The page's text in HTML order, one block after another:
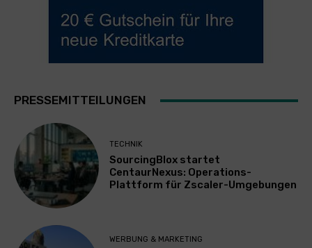
PRESSEMITTEILUNGEN
TECHNIK
SourcingBlox startet
CentaurNexus: Operations-
Plattform für Zscaler-Umgebungen
WERBUNG & MARKETING